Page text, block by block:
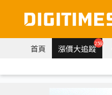
首頁 漲價大追蹤259